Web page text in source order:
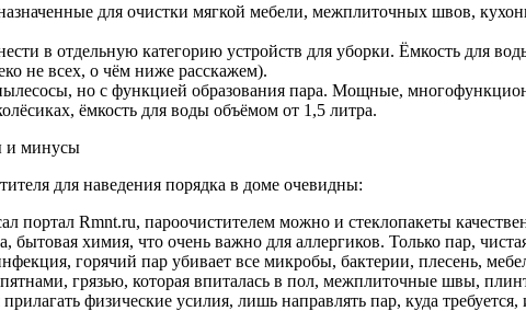
для очистки мягкой мебели, межплиточных швов,
в отдельную категорию устройств для уборки. Ёмкость для
не всех, о чём ниже расскажем).
но с функцией образования пара. Мощные,
ёмкость для воды объёмом от 1,5 литра.
для наведения порядка в доме очевидны:
портал Rmnt.ru, пароочистителем можно и стеклопакеты
химия, что очень важно для аллергиков. Только пар,
горячий пар убивает все микробы, бактерии, плесень,
грязью, которая впиталась в пол, межплиточные швы,
прилагать физические усилия, лишь направлять пар, куда